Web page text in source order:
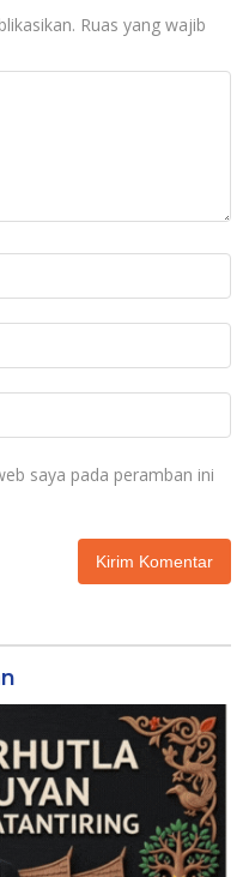
Ruas yang wajib
saya pada peramban ini